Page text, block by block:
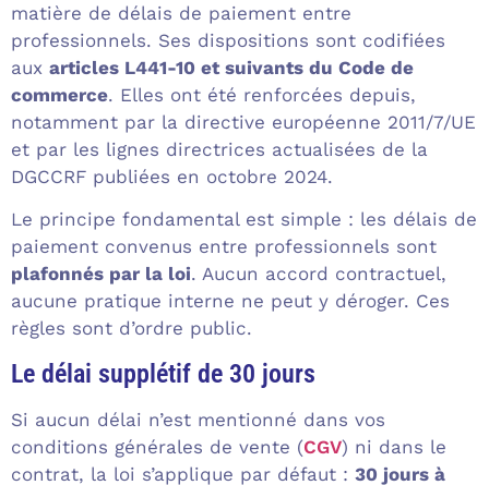
matière de délais de paiement entre
professionnels. Ses dispositions sont codifiées
aux articles L441-10 et suivants du Code de
commerce. Elles ont été renforcées depuis,
notamment par la directive européenne 2011/7/UE
et par les lignes directrices actualisées de la
DGCCRF publiées en octobre 2024.
Le principe fondamental est simple : les délais de
paiement convenus entre professionnels sont
plafonnés par la loi. Aucun accord contractuel,
aucune pratique interne ne peut y déroger. Ces
règles sont d’ordre public.
Le délai supplétif de 30 jours
Si aucun délai n’est mentionné dans vos
conditions générales de vente (CGV) ni dans le
contrat, la loi s’applique par défaut : 30 jours à